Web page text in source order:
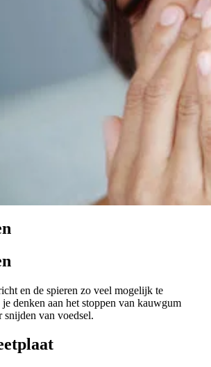
en de spieren zo veel mogelijk te
denken aan het stoppen van kauwgum
snijden van voedsel.